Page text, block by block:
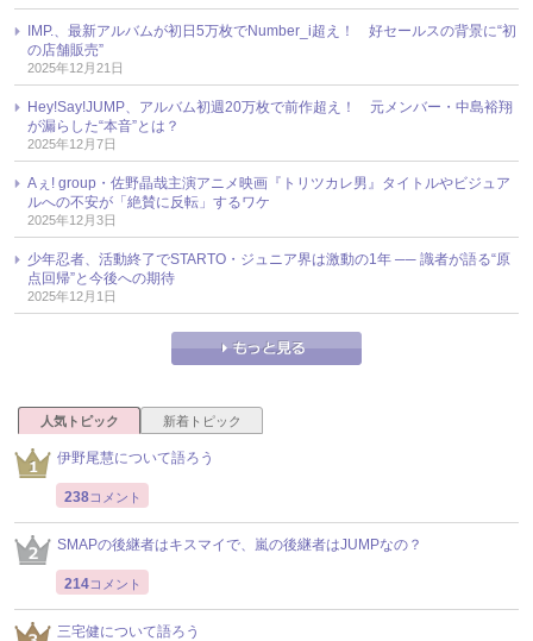
IMP.、最新アルバムが初日5万枚でNumber_i超え！ 好セールスの背景に“初
の店舗販売”
2025年12月21日
Hey!Say!JUMP、アルバム初週20万枚で前作超え！ 元メンバー・中島裕翔
が漏らした“本音”とは？
2025年12月7日
Aぇ! group・佐野晶哉主演アニメ映画『トリツカレ男』タイトルやビジュア
ルへの不安が「絶賛に反転」するワケ
2025年12月3日
少年忍者、活動終了でSTARTO・ジュニア界は激動の1年 ── 識者が語る“原
点回帰”と今後への期待
2025年12月1日
人気トピック 新着トピック
伊野尾慧について語ろう
238コメント
SMAPの後継者はキスマイで、嵐の後継者はJUMPなの？
214コメント
三宅健について語ろう